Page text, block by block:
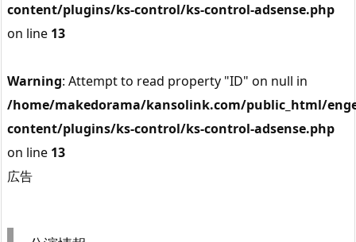
content/plugins/ks-control/ks-control-adsense.php
on line 13
Warning: Attempt to read property "ID" on null in
/home/makedorama/kansolink.com/public_html/
content/plugins/ks-control/ks-control-adsense.php
on line 13
広告